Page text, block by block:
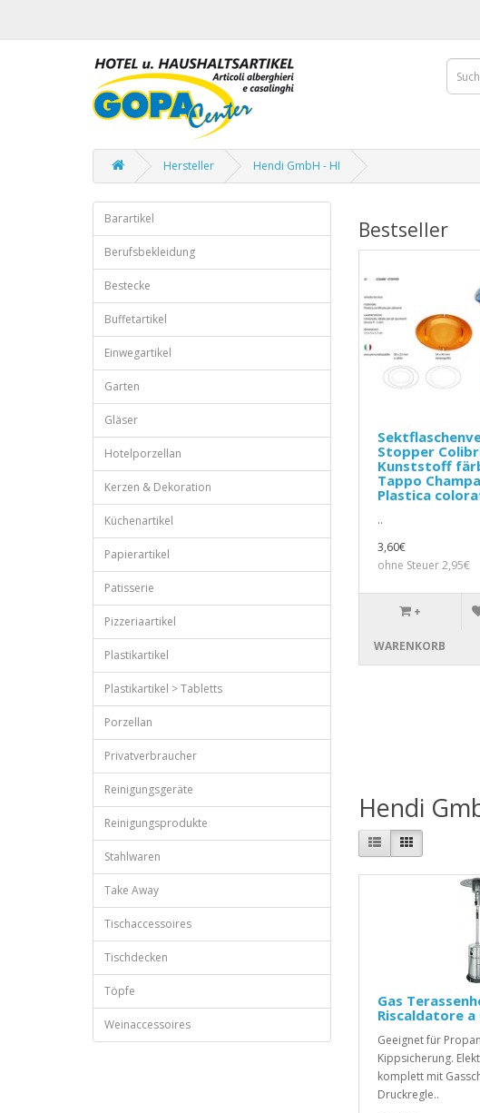
Hersteller Hendi GmbH - HI
Barartikel
Berufsbekleidung
Bestecke
Buffetartikel
Einwegartikel
Garten
Gläser
Hotelporzellan
Kerzen & Dekoration
Küchenartikel
Papierartikel
Patisserie
Pizzeriaartikel
Plastikartikel
Plastikartikel > Tabletts
Porzellan
Privatverbraucher
Reinigungsgeräte
Reinigungsprodukte
Stahlwaren
Take Away
Tischaccessoires
Tischdecken
Töpfe
Weinaccessoires
Bestseller
Stopper
Kunststoff
Tappo
Plastica
..
3,60€
ohne Steuer 2,95€
+
WARENKORB
Hendi
Gas
Riscaldatore a
Geeignet für
Kippsicherung.
komplett mit
Druckregle..